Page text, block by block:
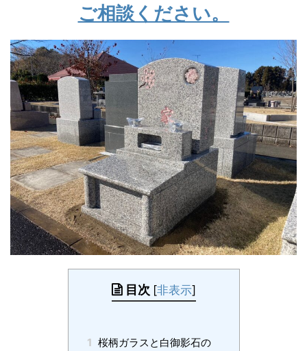
ご相談ください。
目次 [非表示]
1 桜柄ガラスと白御影石の